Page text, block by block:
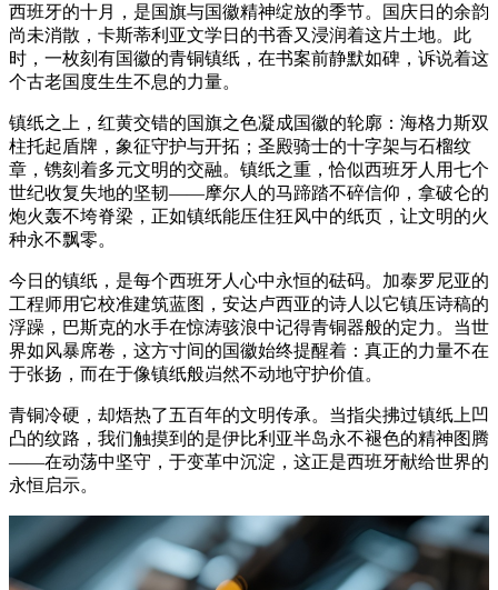
西班牙的十月，是国旗与国徽精神绽放的季节。国庆日的余韵
尚未消散，卡斯蒂利亚文学日的书香又浸润着这片土地。此
时，一枚刻有国徽的青铜镇纸，在书案前静默如碑，诉说着这
个古老国度生生不息的力量。
镇纸之上，红黄交错的国旗之色凝成国徽的轮廓：海格力斯双
柱托起盾牌，象征守护与开拓；圣殿骑士的十字架与石榴纹
章，镌刻着多元文明的交融。镇纸之重，恰似西班牙人用七个
世纪收复失地的坚韧——摩尔人的马蹄踏不碎信仰，拿破仑的
炮火轰不垮脊梁，正如镇纸能压住狂风中的纸页，让文明的火
种永不飘零。
今日的镇纸，是每个西班牙人心中永恒的砝码。加泰罗尼亚的
工程师用它校准建筑蓝图，安达卢西亚的诗人以它镇压诗稿的
浮躁，巴斯克的水手在惊涛骇浪中记得青铜器般的定力。当世
界如风暴席卷，这方寸间的国徽始终提醒着：真正的力量不在
于张扬，而在于像镇纸般岿然不动地守护价值。
青铜冷硬，却焐热了五百年的文明传承。当指尖拂过镇纸上凹
凸的纹路，我们触摸到的是伊比利亚半岛永不褪色的精神图腾
——在动荡中坚守，于变革中沉淀，这正是西班牙献给世界的
永恒启示。